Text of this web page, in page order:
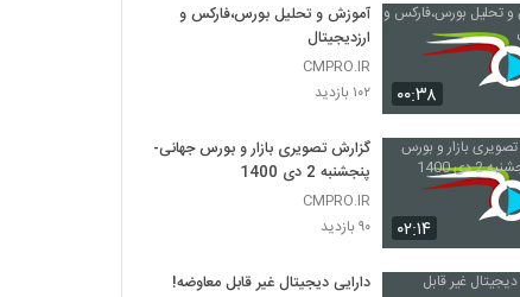
۰۰:۳۸
آموزش و تحلیل بورس،فارکس و
ارزدیجیتال
CMPRO.IR
۱۰۲ بازدید
۰۲:۱۴
گزارش تصویری بازار و بورس جهانی-
پنجشنبه 2 دی 1400
CMPRO.IR
۹۰ بازدید
دارایی دیجیتال غیر قابل معاوضه!